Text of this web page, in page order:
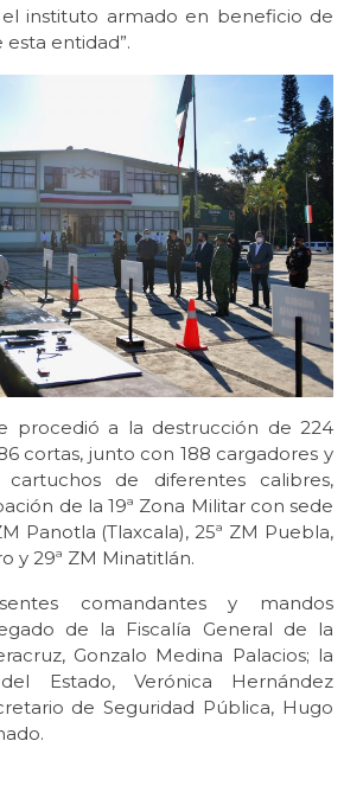
instituto armado en beneficio de
entidad”.
procedió a la destrucción de 224
cortas, junto con 188 cargadores y
de diferentes calibres,
de la 19ª Zona Militar con sede
Panotla (Tlaxcala), 25ª ZM Puebla,
y 29ª ZM Minatitlán.
comandantes y mandos
de la Fiscalía General de la
Gonzalo Medina Palacios; la
Estado, Verónica Hernández
de Seguridad Pública, Hugo